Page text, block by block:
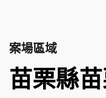
案場區域
苗栗縣